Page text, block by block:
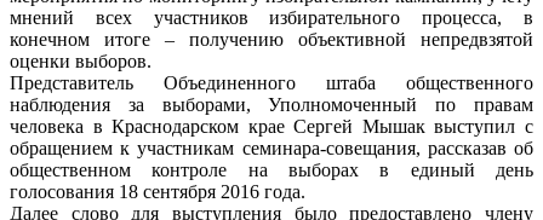
мнений всех участников избирательного процесса, в
конечном итоге – получению объективной непредвзятой
оценки выборов.
Представитель Объединенного штаба общественного
наблюдения за выборами, Уполномоченный по правам
человека в Краснодарском крае Сергей Мышак выступил с
обращением к участникам семинара-совещания, рассказав об
общественном контроле на выборах в единый день
голосования 18 сентября 2016 года.
Далее слово для выступления было предоставлено члену